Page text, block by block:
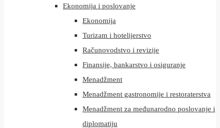
Ekonomija i poslovanje
Ekonomija
Turizam i hotelijerstvo
Računovodstvo i revizije
Finansije, bankarstvo i osiguranje
Menadžment
Menadžment gastronomije i restoraterstva
Menadžment za međunarodno poslovanje i
diplomatiju